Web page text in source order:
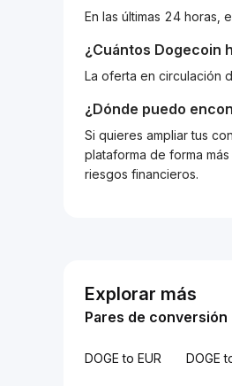
En las últimas 24 horas,
¿Cuántos Dogecoin
La oferta en circulación
¿Dónde puedo
Si quieres ampliar tus
plataforma de forma
riesgos financieros.
Explorar más
Pares de conversión
DOGE to EUR DOGE